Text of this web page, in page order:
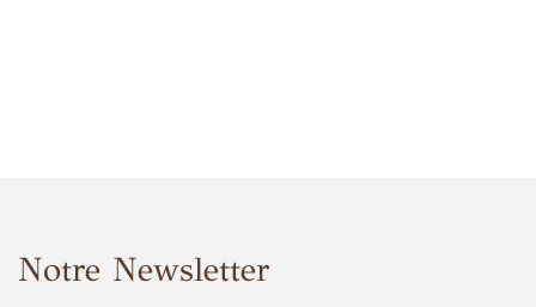
Notre Newsletter